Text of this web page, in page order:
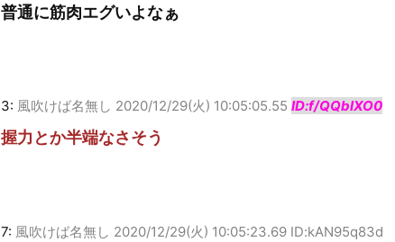
普通に筋肉エグいよなぁ
3: 風吹けば名無し 2020/12/29(火) 10:05:05.55 ID:f/QQbIXO0
握力とか半端なさそう
7: 風吹けば名無し 2020/12/29(火) 10:05:23.69 ID:kAN95q83d